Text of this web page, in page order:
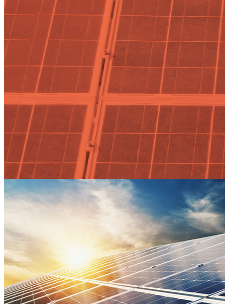
aplicaciones Tag